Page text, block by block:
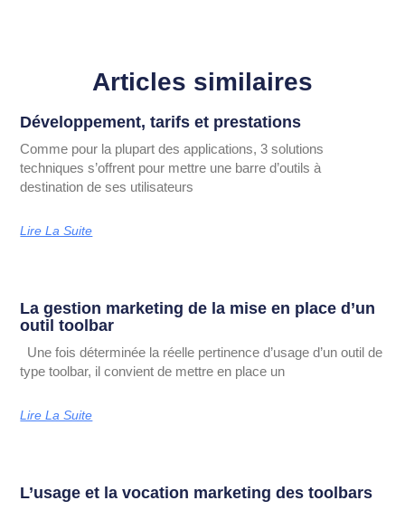
Articles similaires
Développement, tarifs et prestations
Comme pour la plupart des applications, 3 solutions
techniques s’offrent pour mettre une barre d’outils à
destination de ses utilisateurs
Lire La Suite
La gestion marketing de la mise en place d’un
outil toolbar
Une fois déterminée la réelle pertinence d’usage d’un outil de
type toolbar, il convient de mettre en place un
Lire La Suite
L’usage et la vocation marketing des toolbars